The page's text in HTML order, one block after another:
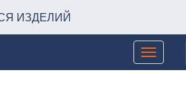
ИЗДЕЛИЙ
Toggle